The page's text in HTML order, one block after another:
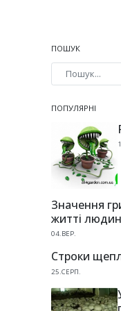
ПОШУК
ПОПУЛЯРНІ
Значення
житті
04.ВЕР.
Строки
25.СЕРП.